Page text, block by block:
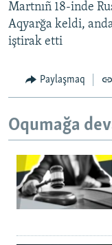
Martnıñ 18-inde
Aqyarğa keldi,
iştirak etti
Paylaşmaq
Oqumağa